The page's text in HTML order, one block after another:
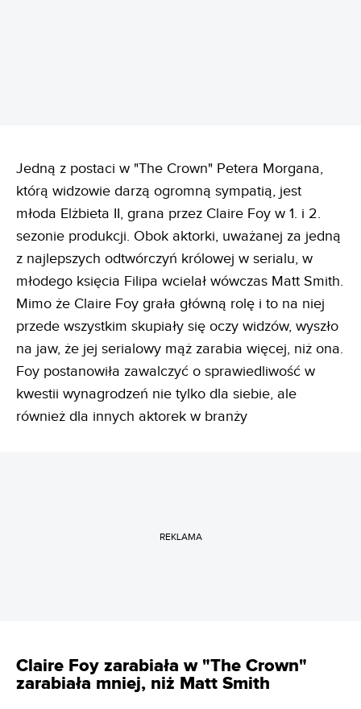
Jedną z postaci w "The Crown" Petera Morgana,
którą widzowie darzą ogromną sympatią, jest
młoda Elżbieta II, grana przez Claire Foy w 1. i 2.
sezonie produkcji. Obok aktorki, uważanej za jedną
z najlepszych odtwórczyń królowej w serialu, w
młodego księcia Filipa wcielał wówczas Matt Smith.
Mimo że Claire Foy grała główną rolę i to na niej
przede wszystkim skupiały się oczy widzów, wyszło
na jaw, że jej serialowy mąż zarabia więcej, niż ona.
Foy postanowiła zawalczyć o sprawiedliwość w
kwestii wynagrodzeń nie tylko dla siebie, ale
również dla innych aktorek w branży
REKLAMA
Claire Foy zarabiała w "The Crown"
zarabiała mniej, niż Matt Smith